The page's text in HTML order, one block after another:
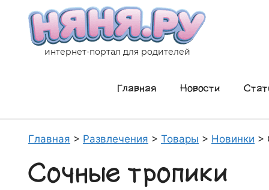
содержимому
интернет-портал для родителей
Главная Новости
Главная > Развлечения > Товары > Новинки >
Сочные тропики